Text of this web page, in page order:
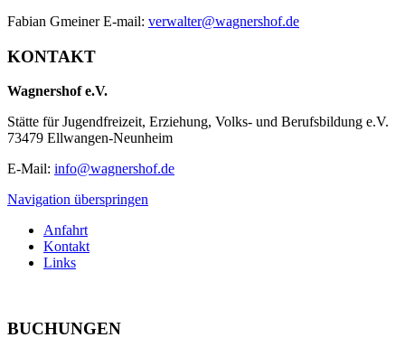
Fabian Gmeiner E-mail: verwalter@wagnershof.de
KONTAKT
Wagnershof e.V.
Stätte für Jugendfreizeit, Erziehung, Volks- und Berufsbildung e.V.
73479 Ellwangen-Neunheim
E-Mail: info@wagnershof.de
Navigation überspringen
Anfahrt
Kontakt
Links
BUCHUNGEN